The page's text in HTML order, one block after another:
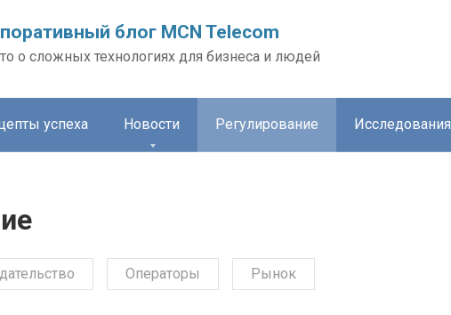
блог MCN Telecom
о сложных технологиях для бизнеса и людей
успеха Новости Регулирование Исследования
Операторы Рынок